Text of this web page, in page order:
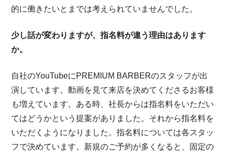
的に働きたいとまでは考えられていませんでした。
少し話が変わりますが、指名料が違う理由はあります
か。
自社のYouTubeにPREMIUM BARBERのスタッフが出
演しています。動画を見て来店を決めてくださるお客様
も増えています。ある時、社長からは指名料をいただい
てはどうかという提案がありました。それから指名料を
いただくようになりました。指名料については各スタッ
フで決めています。新規のご予約が多くなると、固定の